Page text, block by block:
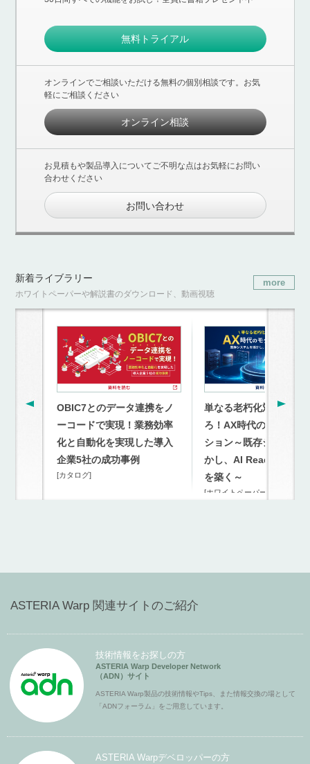
無料トライアル
オンラインでご相談いただける無料の個別相談です。お気
軽にご相談ください
オンライン相談
お見積もや製品導入についてご不明な点はお気軽にお問い
合わせください
お問い合わせ
新着ライブラリー
ホワイトペーパーや解説書のダウンロード、動画視聴
more
OBIC7とのデータ連携をノ
ーコードで実現！業務効率
化と自動化を実現した導入
企業5社の成功事例
[カタログ]
単なる老朽化対策を超
ろ！AX時代のモダナイ
ション～既存システム
かし、AI Readyな連携
を築く～
[ホワイトペーパー]
ASTERIA Warp 関連サイトのご紹介
技術情報をお探しの方
ASTERIA Warp Developer Network
（ADN）サイト
ASTERIA Warp製品の技術情報やTips、また情報交換の場として
「ADNフォーラム」をご用意しています。
ASTERIA Warpデベロッパーの方